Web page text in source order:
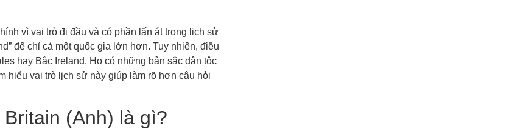
vì vai trò đi đầu và có phần lấn át trong lịch sử
để chỉ cả một quốc gia lớn hơn. Tuy nhiên, điều
hay Bắc Ireland. Họ có những bản sắc dân tộc
hiểu vai trò lịch sử này giúp làm rõ hơn câu hỏi
(Anh) là gì?